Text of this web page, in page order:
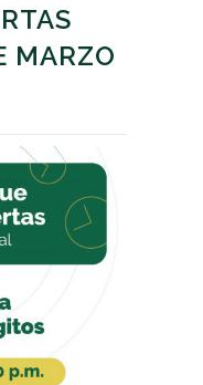
MARZO